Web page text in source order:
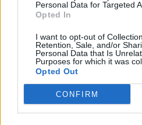
Personal Data for Targeted
Opted In
I want to opt-out of
Retention, Sale, and/or
Personal Data that Is
Purposes for which it was
Opted Out
CONFIRM
Αυτό είναι λίγο tricky.
αστροναύτες έχουν
Οι αστροναύτες του Apollo
μακριά από